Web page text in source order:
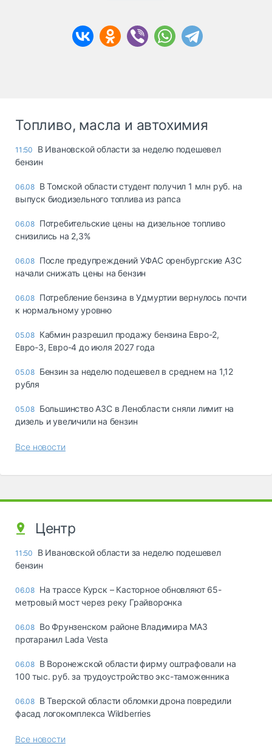
Топливо, масла и автохимия
11:50
В Ивановской области за неделю подешевел
бензин
06.08 В Томской области студент получил 1 млн руб. на
выпуск биодизельного топлива из рапса
06.08 Потребительские цены на дизельное топливо
снизились на 2,3%
06.08 После предупреждений УФАС оренбургские АЗС
начали снижать цены на бензин
06.08 Потребление бензина в Удмуртии вернулось почти
к нормальному уровню
05.08 Кабмин разрешил продажу бензина Евро-2,
Евро-3, Евро-4 до июля 2027 года
05.08 Бензин за неделю подешевел в среднем на 1,12
рубля
05.08 Большинство АЗС в Ленобласти сняли лимит на
дизель и увеличили на бензин
Все новости
Центр
11:50
В Ивановской области за неделю подешевел
бензин
06.08 На трассе Курск – Касторное обновляют 65-
метровый мост через реку Грайворонка
06.08 Во Фрунзенском районе Владимира МАЗ
протаранил Lada Vesta
06.08 В Воронежской области фирму оштрафовали на
100 тыс. руб. за трудоустройство экс-таможенника
06.08 В Тверской области обломки дрона повредили
фасад логокомплекса Wildberries
Все новости